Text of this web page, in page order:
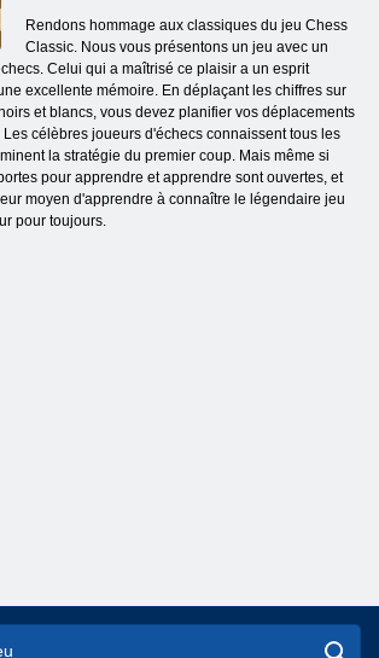
Rendons hommage aux classiques du jeu Chess
Classic. Nous vous présentons un jeu avec un
Celui qui a maîtrisé ce plaisir a un esprit
excellente mémoire. En déplaçant les chiffres sur
et blancs, vous devez planifier vos déplacements
Les célèbres joueurs d'échecs connaissent tous les
la stratégie du premier coup. Mais même si
pour apprendre et apprendre sont ouvertes, et
moyen d'apprendre à connaître le légendaire jeu
pour toujours.